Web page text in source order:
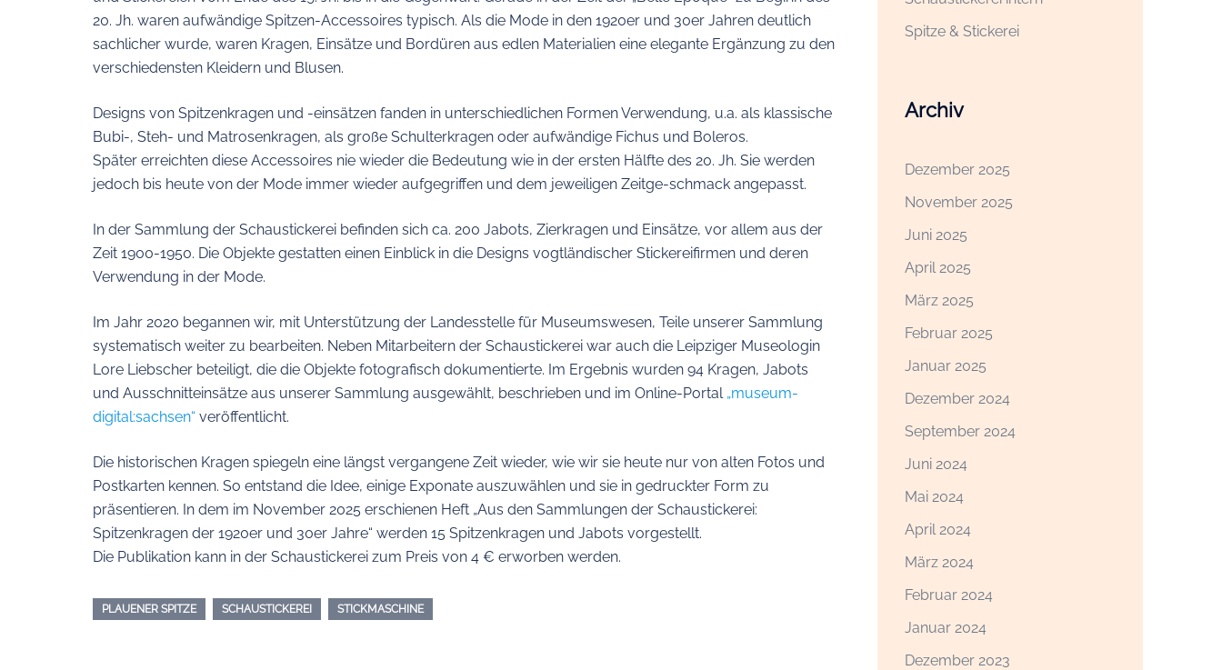
20. Jh. waren aufwändige Spitzen-Accessoires typisch. Als die Mode in den 1920er und 30er Jahren deutlich
sachlicher wurde, waren Kragen, Einsätze und Bordüren aus edlen Materialien eine elegante Ergänzung zu den
verschiedensten Kleidern und Blusen.
Designs von Spitzenkragen und -einsätzen fanden in unterschiedlichen Formen Verwendung, u.a. als klassische
Bubi-, Steh- und Matrosenkragen, als große Schulterkragen oder aufwändige Fichus und Boleros.
Später erreichten diese Accessoires nie wieder die Bedeutung wie in der ersten Hälfte des 20. Jh. Sie werden
jedoch bis heute von der Mode immer wieder aufgegriffen und dem jeweiligen Zeitge-schmack angepasst.
In der Sammlung der Schaustickerei befinden sich ca. 200 Jabots, Zierkragen und Einsätze, vor allem aus der
Zeit 1900-1950. Die Objekte gestatten einen Einblick in die Designs vogtländischer Stickereifirmen und deren
Verwendung in der Mode.
Im Jahr 2020 begannen wir, mit Unterstützung der Landesstelle für Museumswesen, Teile unserer Sammlung
systematisch weiter zu bearbeiten. Neben Mitarbeitern der Schaustickerei war auch die Leipziger Museologin
Lore Liebscher beteiligt, die die Objekte fotografisch dokumentierte. Im Ergebnis wurden 94 Kragen, Jabots
und Ausschnitteinsätze aus unserer Sammlung ausgewählt, beschrieben und im Online-Portal „museum-
digital:sachsen“ veröffentlicht.
Die historischen Kragen spiegeln eine längst vergangene Zeit wieder, wie wir sie heute nur von alten Fotos und
Postkarten kennen. So entstand die Idee, einige Exponate auszuwählen und sie in gedruckter Form zu
präsentieren. In dem im November 2025 erschienen Heft „Aus den Sammlungen der Schaustickerei:
Spitzenkragen der 1920er und 30er Jahre“ werden 15 Spitzenkragen und Jabots vorgestellt.
Die Publikation kann in der Schaustickerei zum Preis von 4 € erworben werden.
PLAUENER SPITZE SCHAUSTICKEREI STICKMASCHINE
Spitze & Stickerei
Archiv
Dezember 2025
November 2025
Juni 2025
April 2025
März 2025
Februar 2025
Januar 2025
Dezember 2024
September 2024
Juni 2024
Mai 2024
April 2024
März 2024
Februar 2024
Januar 2024
Dezember 2023